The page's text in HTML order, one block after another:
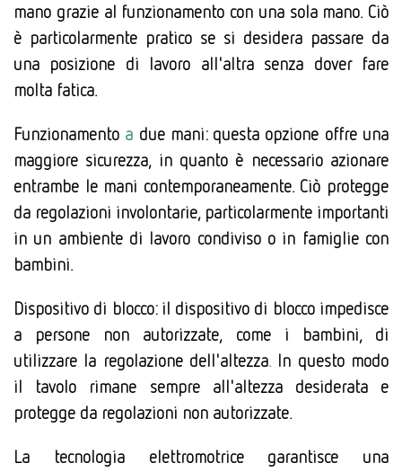
mano grazie al funzionamento con una sola mano. Ciò
è particolarmente pratico se si desidera passare da
una posizione di lavoro all'altra senza dover fare
molta fatica.
Funzionamento a due mani: questa opzione offre una
maggiore sicurezza, in quanto è necessario azionare
entrambe le mani contemporaneamente. Ciò protegge
da regolazioni involontarie, particolarmente importanti
in un ambiente di lavoro condiviso o in famiglie con
bambini.
Dispositivo di blocco: il dispositivo di blocco impedisce
a persone non autorizzate, come i bambini, di
utilizzare la regolazione dell'altezza. In questo modo
il tavolo rimane sempre all'altezza desiderata e
protegge da regolazioni non autorizzate.
La tecnologia elettromotrice garantisce una